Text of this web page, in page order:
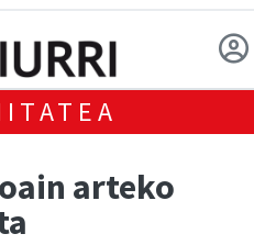
arteko